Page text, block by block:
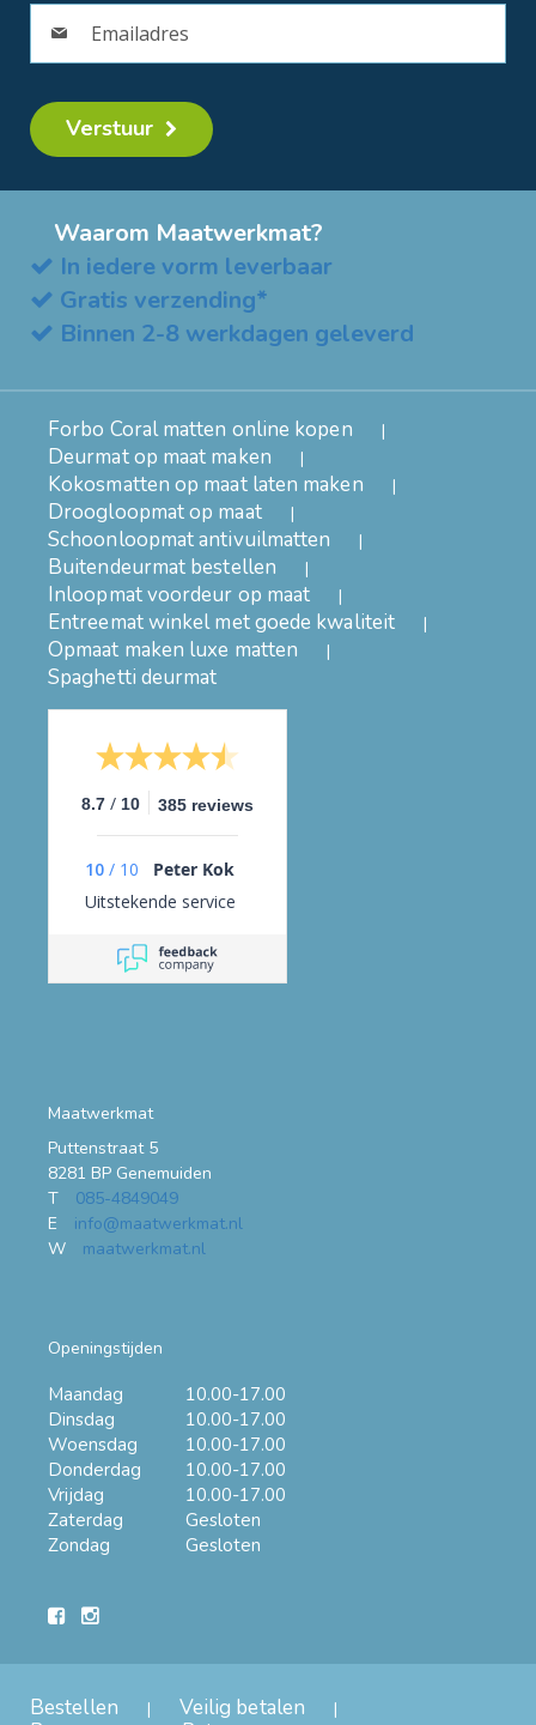
Bestellen
Veilig betalen
Verstuur
Waarom Maatwerkmat?
In iedere vorm leverbaar
Gratis verzending*
Binnen 2-8 werkdagen geleverd
Forbo Coral matten online kopen
Deurmat op maat maken
Kokosmatten op maat laten maken
Droogloopmat op maat
Schoonloopmat antivuilmatten
Buitendeurmat bestellen
Inloopmat voordeur op maat
Entreemat winkel met goede kwaliteit
Opmaat maken luxe matten
Spaghetti deurmat
8.7 / 10 385 reviews
10 / 10
Peter Kok
Uitstekende service
Maatwerkmat
Puttenstraat 5
8281 BP Genemuiden
T
085-4849049
E
info@maatwerkmat.nl
W
maatwerkmat.nl
Openingstijden
Maandag
10.00-17.00
Dinsdag
10.00-17.00
Woensdag
10.00-17.00
Donderdag
10.00-17.00
Vrijdag
10.00-17.00
Zaterdag
Gesloten
Zondag
Gesloten